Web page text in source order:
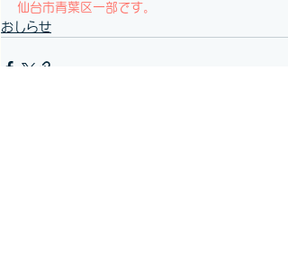
仙台市青葉区一部です。
おしらせ